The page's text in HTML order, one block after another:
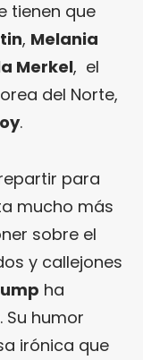
tienen que
, Melania
Merkel, el
del Norte,
.
para
mucho más
sobre el
y callejones
ha
humor
irónica que